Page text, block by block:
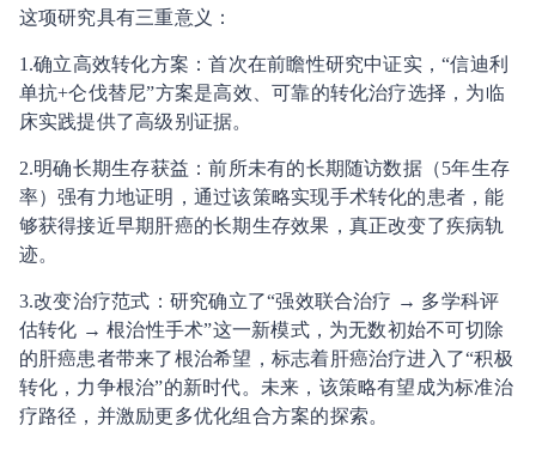
这项研究具有三重意义：
1.确立高效转化方案：首次在前瞻性研究中证实，“信迪利
单抗+仑伐替尼”方案是高效、可靠的转化治疗选择，为临
床实践提供了高级别证据。
2.明确长期生存获益：前所未有的长期随访数据（5年生存
率）强有力地证明，通过该策略实现手术转化的患者，能
够获得接近早期肝癌的长期生存效果，真正改变了疾病轨
迹。
3.改变治疗范式：研究确立了“强效联合治疗 → 多学科评
估转化 → 根治性手术”这一新模式，为无数初始不可切除
的肝癌患者带来了根治希望，标志着肝癌治疗进入了“积极
转化，力争根治”的新时代。未来，该策略有望成为标准治
疗路径，并激励更多优化组合方案的探索。